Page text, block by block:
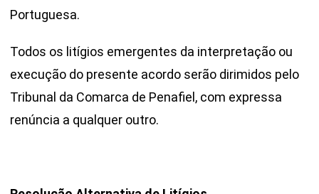
Portuguesa.
Todos os litígios emergentes da interpretação ou
execução do presente acordo serão dirimidos pelo
Tribunal da Comarca de Penafiel, com expressa
renúncia a qualquer outro.